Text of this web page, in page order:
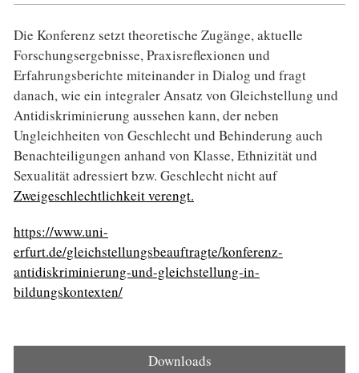
Die Konferenz setzt theoretische Zugänge, aktuelle
Forschungsergebnisse, Praxisreflexionen und
Erfahrungsberichte miteinander in Dialog und fragt
danach, wie ein integraler Ansatz von Gleichstellung und
Antidiskriminierung aussehen kann, der neben
Ungleichheiten von Geschlecht und Behinderung auch
Benachteiligungen anhand von Klasse, Ethnizität und
Sexualität adressiert bzw. Geschlecht nicht auf
Zweigeschlechtlichkeit verengt.
https://www.uni-
erfurt.de/gleichstellungsbeauftragte/konferenz-
antidiskriminierung-und-gleichstellung-in-
bildungskontexten/
Downloads